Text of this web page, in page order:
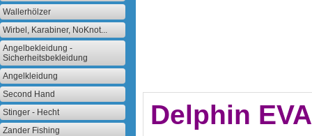
Wallerhölzer
Wirbel, Karabiner, NoKnot...
Angelbekleidung -
Sicherheitsbekleidung
Angelkleidung
Second Hand
Stinger - Hecht
Zander Fishing
Delphin